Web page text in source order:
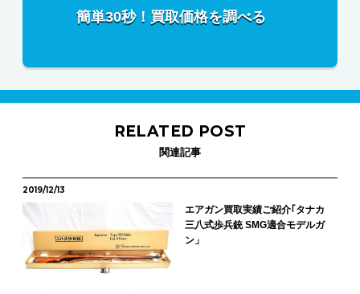
簡単30秒！買取価格を調べる
RELATED POST
関連記事
2019/12/13
エアガン買取実績ご紹介｢タナカ
三八式歩兵銃 SMG適合モデルガ
ン」